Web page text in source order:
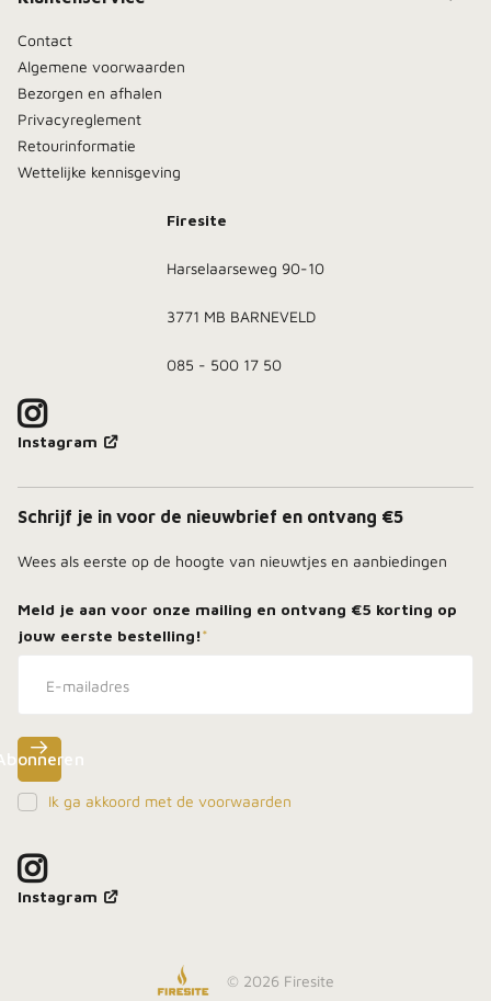
Contact
Algemene voorwaarden
Bezorgen en afhalen
Privacyreglement
Retourinformatie
Wettelijke kennisgeving
Firesite
Harselaarseweg 90-10
3771 MB BARNEVELD
085 - 500 17 50
Instagram
Schrijf je in voor de nieuwbrief en ontvang €5
Wees als eerste op de hoogte van nieuwtjes en aanbiedingen
Meld je aan voor onze mailing en ontvang €5 korting op
jouw eerste bestelling!*
Ik ga akkoord met de voorwaarden
Instagram
© 2026 Firesite
Meld je aan, blijf dicht bij het vuur en ontdek als
eerste onze beste deals in je inbox.